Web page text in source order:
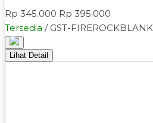
Rp 345.000 Rp 395.000
Tersedia / GST-
Lihat Detail